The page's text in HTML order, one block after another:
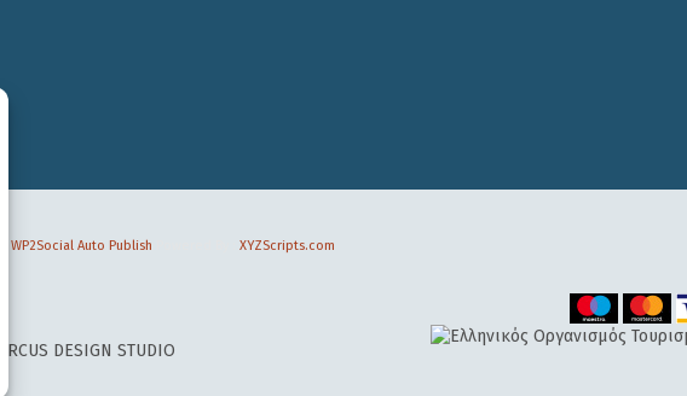
CIRCUS DESIGN STUDIO
WP2Social Auto Publish XYZScripts.com